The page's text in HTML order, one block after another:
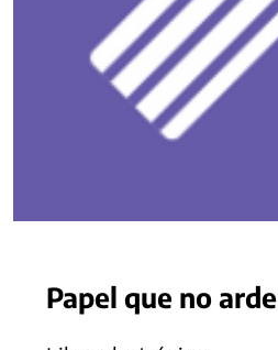
Papel que no arde